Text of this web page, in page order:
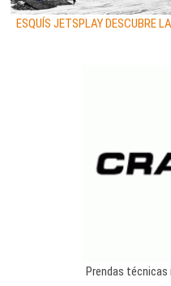
ESQUÍS JETSPLAY DESCUBRE
Prendas